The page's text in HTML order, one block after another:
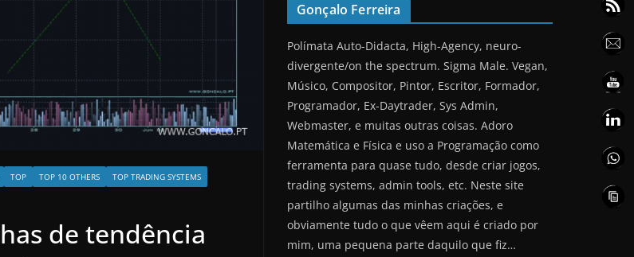
TOP TOP 10 OTHERS
TOP TRADING SYSTEMS
de tendência
Gonçalo Ferreira
Polímata Auto-Didacta, High-Agency, neuro-
divergente/on the spectrum. Sigma Male. Vegan,
Músico, Compositor, Pintor, Escritor, Formador,
Programador, Ex-Daytrader, Sys Admin,
Webmaster, e muitas outras coisas. Adoro
Matemática e Física e uso a Programação como
ferramenta para quase tudo, desde criar jogos,
trading systems, admin tools, etc. Neste site
partilho algumas das minhas criações, e
obviamente tudo o que vêem aqui é criado por
mim, uma pequena parte daquilo que fiz…